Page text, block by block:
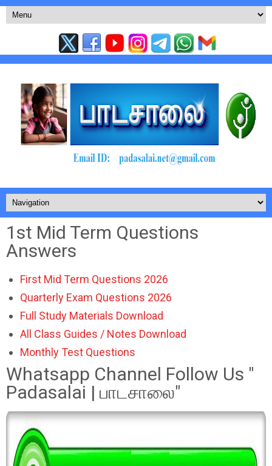
1st Mid Term Questions
Answers
First Mid Term Questions 2026
Quarterly Exam Questions 2026
Full Study Materials Download
All Class Guides / Notes Download
Monthly Test Questions
Whatsapp Channel Follow Us "
Padasalai | பாடசாலை"